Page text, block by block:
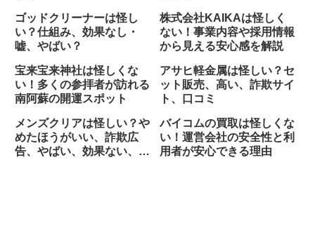
ゴッドクリーナーは怪し
い？仕組み、効果なし・
嘘、やばい？
株式会社KAIKAは怪しく
ない！事業内容や採用情報
から見える安心感を解説
宝来宝来神社は怪しくな
い！多くの参拝者が訪れる
南阿蘇の開運スポット
アサヒ軽金属は怪しい？セ
ット販売、高い、詐欺サイ
ト、口コミ
メンズクリアは怪しい？や
めたほうがいい、詐欺広
告、やばい、効果ない、
バイコムの買取は怪しくな
い！運営会社の安全性と利
用者が安心できる理由